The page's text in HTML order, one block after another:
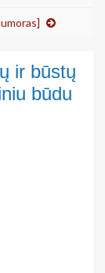
ir būstų
būdu